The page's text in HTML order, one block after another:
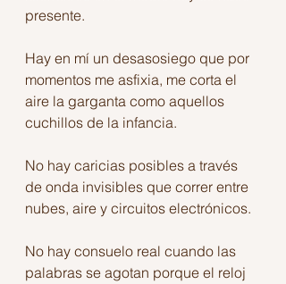
presente.
Hay en mí un desasosiego que por
momentos me asfixia, me corta el
aire la garganta como aquellos
cuchillos de la infancia.
No hay caricias posibles a través
de onda invisibles que correr entre
nubes, aire y circuitos electrónicos.
No hay consuelo real cuando las
palabras se agotan porque el reloj